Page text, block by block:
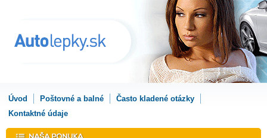
Úvod Poštovné a balné
Často kladené otázky
Kontaktné údaje